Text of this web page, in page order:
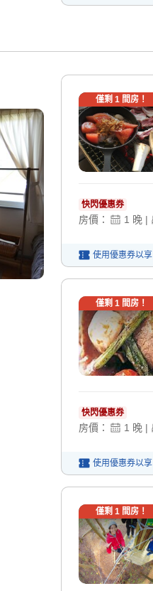
僅剩 1間房！
快閃優惠券
房價： 1 晚 |
使用優惠券以享
僅剩 1間房！
快閃優惠券
房價： 1 晚 |
使用優惠券以享
僅剩 1間房！